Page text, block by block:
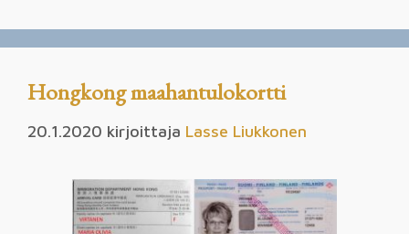
Hongkong maahantulokortti
20.1.2020 kirjoittaja Lasse Liukkonen